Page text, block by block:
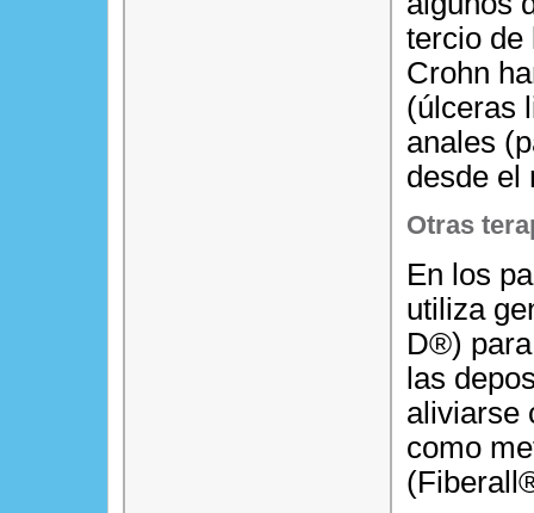
tercio de
Crohn
(úlceras
anales
desde el
Otras
En los
utiliza
D®)
las
aliviarse
como